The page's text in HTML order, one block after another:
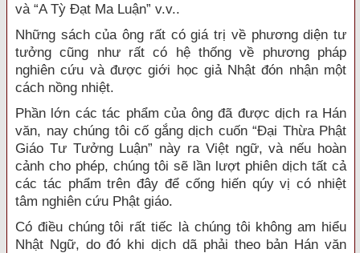
và “A Tỳ Đạt Ma Luận” v.v..
Những sách của ông rất có giá trị về phương diện tư
tưởng cũng như rất có hệ thống về phương pháp
nghiên cứu và được giới học giả Nhật đón nhận một
cách nồng nhiệt.
Phần lớn các tác phẩm của ông đã được dịch ra Hán
văn, nay chúng tôi cố gắng dịch cuốn “Đại Thừa Phật
Giáo Tư Tưởng Luận” này ra Việt ngữ, và nếu hoàn
cảnh cho phép, chúng tôi sẽ lần lượt phiên dịch tất cả
các tác phẩm trên đây để cống hiến qúy vị có nhiệt
tâm nghiên cứu Phật giáo.
Có điều chúng tôi rất tiếc là chúng tôi không am hiểu
Nhật Ngữ, do đó khi dịch dã phải theo bản Hán văn